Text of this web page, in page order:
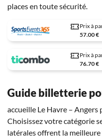
places en toute sécurité.
Prix à
57.00 €
Prix à
76.70 €
Guide billetterie
accueille Le Havre –
Choisissez votre catégorie
latérales offrent la meilleure